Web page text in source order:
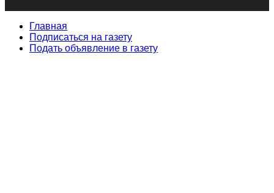
Главная
Подписаться на газету
Подать объявление в газету